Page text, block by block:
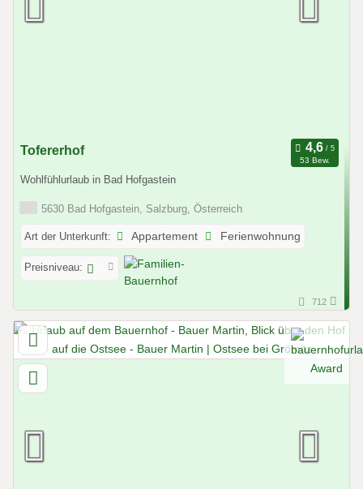
Tofererhof
53 Bew.
Wohlfühlurlaub in Bad Hofgastein
5630 Bad Hofgastein, Salzburg, Österreich
Art der Unterkunft: Appartement Ferienwohnung
Preisniveau:
712